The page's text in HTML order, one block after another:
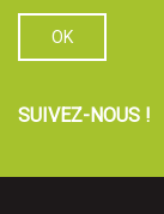
SUIVEZ-NOUS !